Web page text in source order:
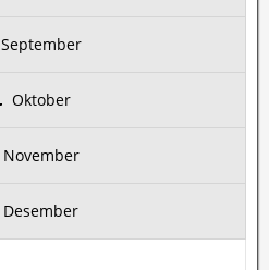
September
Oktober
November
Desember